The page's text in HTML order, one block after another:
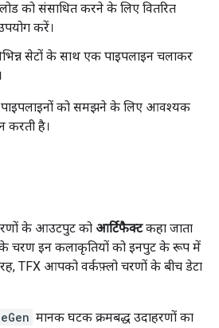
को संसाधित करने के लिए वितरित
करें।
सेटों के साथ एक पाइपलाइन चलाकर
पाइपलाइनों को समझने के लिए आवश्यक
करती है।
के आउटपुट को आर्टिफैक्टकहा जाता
चरण इन कलाकृतियों को इनपुट के रूप में
TFX आपको वर्कफ़्लो चरणों के बीच डेटा
मानक घटक क्रमबद्ध उदाहरणों का